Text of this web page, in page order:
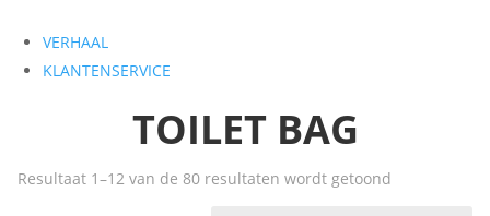
VERHAAL
KLANTENSERVICE
TOILET BAG
Resultaat 1–12 van de 80 resultaten wordt getoondGesorteerd